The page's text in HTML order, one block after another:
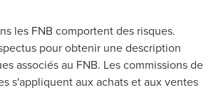
les FNB comportent des risques.
pour obtenir une description
associés au FNB. Les commissions de
s'appliquent aux achats et aux ventes